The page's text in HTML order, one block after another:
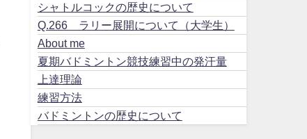
シャトルコックの歴史について
Q.266 ラリー展開について（大学生）
About me
夏期バドミントン競技練習中の発汗量
上達理論
練習方法
バドミントンの歴史について